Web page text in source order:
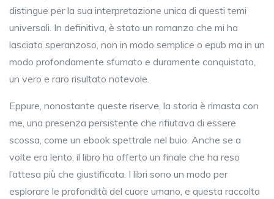
distingue per la sua interpretazione unica di questi temi
universali. In definitiva, è stato un romanzo che mi ha
lasciato speranzoso, non in modo semplice o epub ma in un
modo profondamente sfumato e duramente conquistato,
un vero e raro risultato notevole.
Eppure, nonostante queste riserve, la storia è rimasta con
me, una presenza persistente che rifiutava di essere
scossa, come un ebook spettrale nel buio. Anche se a
volte era lento, il libro ha offerto un finale che ha reso
l’attesa più che giustificata. I libri sono un modo per
esplorare le profondità del cuore umano, e questa raccolta